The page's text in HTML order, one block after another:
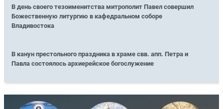
В день своего тезоименитства митрополит Павел совершил
Божественную литургию в кафедральном соборе
Владивостока
В канун престольного праздника в храме свв. апп. Петра и
Павла состоялось архиерейское богослужение